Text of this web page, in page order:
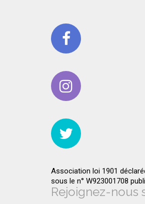
Association loi 1901
sous le n° W923001708
Rejoignez-nous